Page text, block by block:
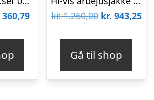
360,79Den
kr. 360,79.
kr.1.260,00 Den
var:
kr. 1.260,00.
kr. 943,25
kr.
Gå til shop